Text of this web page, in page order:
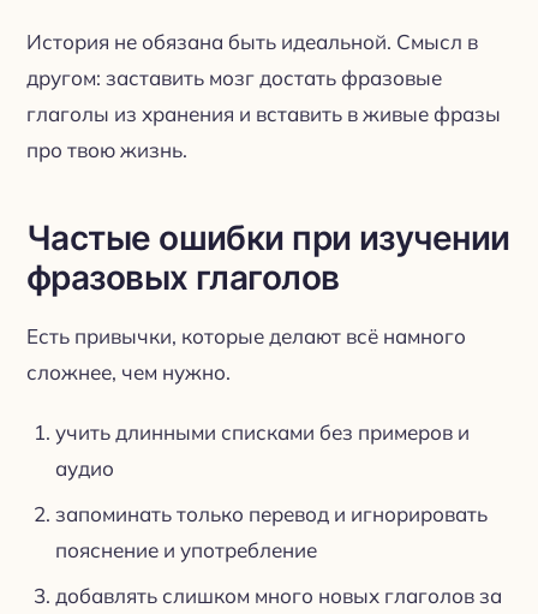
История не обязана быть идеальной. Смысл в
другом: заставить мозг достать фразовые
глаголы из хранения и вставить в живые фразы
про твою жизнь.
Частые ошибки при изучении
фразовых глаголов
Есть привычки, которые делают всё намного
сложнее, чем нужно.
учить длинными списками без примеров и
аудио
запоминать только перевод и игнорировать
пояснение и употребление
добавлять слишком много новых глаголов за